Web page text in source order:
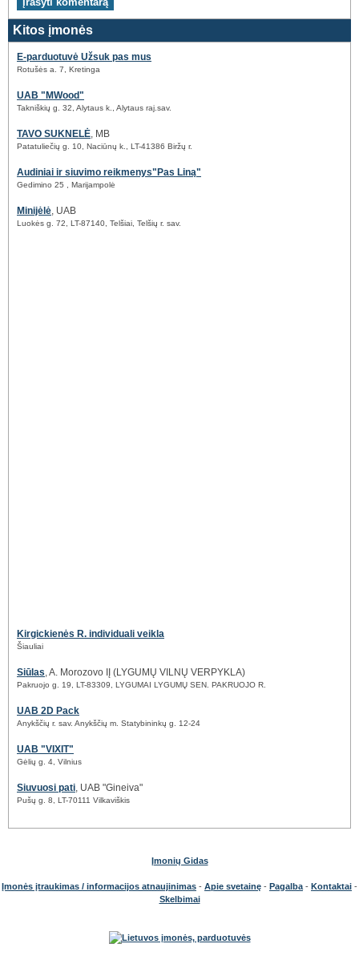
Kitos įmonės
E-parduotuvė Užsuk pas mus
Rotušės a. 7, Kretinga
UAB "MWood"
Takniškių g. 32, Alytaus k., Alytaus raj.sav.
TAVO SUKNELĖ, MB
Patatuliečių g. 10, Naciūnų k., LT-41386 Biržų r.
Audiniai ir siuvimo reikmenys"Pas Liną"
Gedimino 25 , Marijampolė
Minijėlė, UAB
Luokės g. 72, LT-87140, Telšiai, Telšių r. sav.
Kirgickienės R. individuali veikla
Šiauliai
Siūlas, A. Morozovo IĮ (LYGUMŲ VILNŲ VERPYKLA)
Pakruojo g. 19, LT-83309, LYGUMAI LYGUMŲ SEN. PAKRUOJO R.
UAB 2D Pack
Anykščių r. sav. Anykščių m. Statybininkų g. 12-24
UAB "VIXIT"
Gėlių g. 4, Vilnius
Siuvuosi pati, UAB "Gineiva"
Pušų g. 8, LT-70111 Vilkaviškis
Įmonių Gidas
Įmonės įtraukimas / informacijos atnaujinimas - Apie svetainę - Pagalba - Kontaktai -
Skelbimai